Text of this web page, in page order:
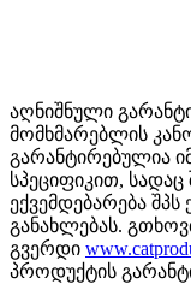
აღნიშნული
მომხმარებლის
გარანტირებულია
სპეციფიკით,
ექვემდებარება
განახლებას.
გვერდი
პროდუქტის